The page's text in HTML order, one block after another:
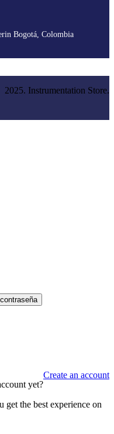
Bogotá, Colombia
2025. Instrumentation Store.
yet?
Create an account
get the best experience on